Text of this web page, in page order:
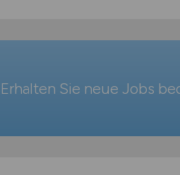
Erhalten Sie neue Jobs